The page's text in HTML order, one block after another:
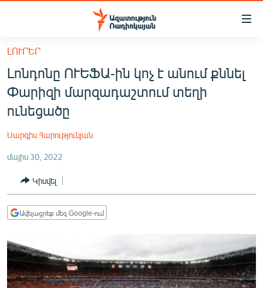
Մատչելիության
հիմնական
բովանդակությանը
Անցնել
հիմնական
մենյուին
ՀԱՅԱՍՏԱՆ
ՔԱՂԱՔԱԿԱՆ
ՏՆՏԵՍՈՒԹՅՈՒՆ
ՂԱՐԱԲԱՂ
ՏԱՐԱԾԱՇՐՋԱՆ
ՄԻՋԱԶԳԱՅԻՆ
ԼՈՒՐԵՐ
Լոնդոնը ՈՒԵՖԱ-ին կոչ է անում քննել
Փարիզի մարզադաշտում տեղի
ունեցածը
Սարգիս Հարությունյան
մայիս 30, 2022
Կիսվել
Ավելացրեք մեզ Google-ում